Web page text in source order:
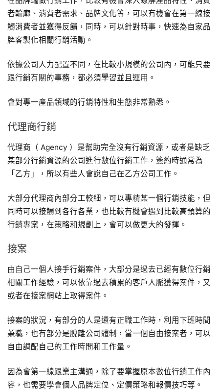
者輪廓、消費者需求、品牌文化等，可以有機會在第一線接
觸消費者並獲得反饋，同時，可以針對時事，快速為自家品
牌客製化相關行銷活動。
依據公司人力配置不同，在比較小規模的公司內，可能只要
跟行銷有關的事務，都必須學習並且運用。
會對專一產品領域的行銷特性和生態非常熟悉。
代理商行銷
代理商（ Agency ）是幫助完全沒有行銷資源，或者是缺乏
某部分行銷資源的公司進行數位行銷工作，簽約時通常為
「乙方」，所以有些人會說自己在乙方公司工作。
大部分代理商內部分工較細，可以專精某一個行銷技能，但
同時可以接觸到各行各業，也比較有機會遇到比較高預算的
行銷專案，在策略和規劃上，會可以做更大的發揮。
接案
由自己一個人接手行銷案件，大部分是過去已經有數位行銷
相關工作經驗，可以依靠過去積累的客戶人脈獲得案件，又
或者在接案網站上取得案件。
接案的狀況，有部分的人是還有正職工作時，利用下班時間
兼職，也有部分是脫離公司體制，當一個自由接案者，可以
自由調配自己的工作時間和工作量。
因為會第一線跟業主溝通，除了要掌握原本數位行銷工作內
容，也需要學會個人品牌定位、定價策略和報價技巧等。